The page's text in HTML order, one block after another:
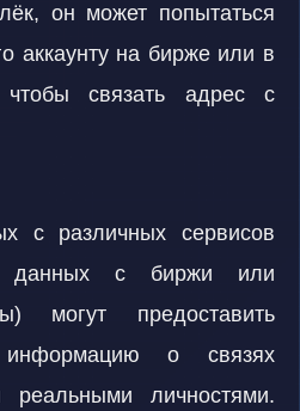
он может попытаться
аккаунту на бирже или в
чтобы связать адрес с
с различных сервисов
данных с биржи или
могут предоставить
информацию о связях
личностями.